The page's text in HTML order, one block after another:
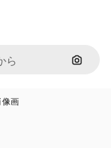
画像で
像画